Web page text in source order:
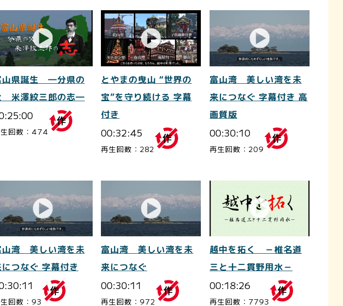
山県誕生 ―分県の
米澤紋三郎の志―
回数：474
とやまの曳山 “世界の
宝”を守り続ける 字幕
付き
00:32:45
再生回数：282
富山湾 美しい湾を未
来につなぐ 字幕付き 高
画質版
00:30:10
再生回数：209
山湾 美しい湾を未
につなぐ 字幕付き
回数：93
富山湾 美しい湾を未
来につなぐ
00:30:11
再生回数：972
越中を拓く －椎名道
三と十二貫野用水－
00:18:26
再生回数：7793